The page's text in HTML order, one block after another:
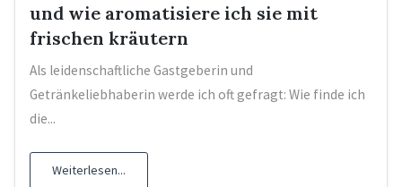
und wie aromatisiere ich sie mit
frischen kräutern
Als leidenschaftliche Gastgeberin und
Getränkeliebhaberin werde ich oft gefragt: Wie finde ich
die...
Weiterlesen...